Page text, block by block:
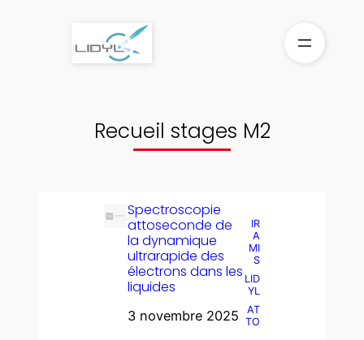
Recueil stages M2
Spectroscopie
attoseconde de
la dynamique
ultrarapide des
électrons dans les
liquides
3 novembre 2025
IR
A
MI
S
LID
YL
AT
TO